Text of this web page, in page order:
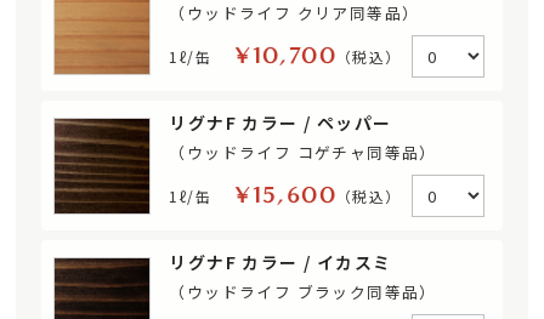
（ウッドライフ クリア同等品）
1ℓ/缶 ¥10,700 （税込）
リグナF カラー / ペッパー
（ウッドライフ コゲチャ同等品）
1ℓ/缶 ¥15,600 （税込）
リグナF カラー / イカスミ
（ウッドライフ ブラック同等品）